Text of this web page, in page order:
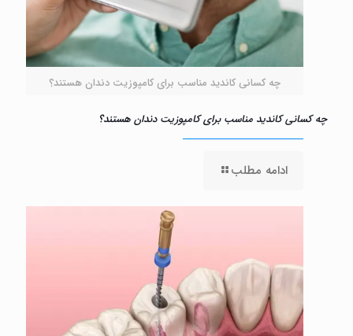
چه کسانی کاندید مناسب برای کامپوزیت دندان هستند؟
چه کسانی کاندید مناسب برای کامپوزیت دندان هستند؟
ادامه مطلب